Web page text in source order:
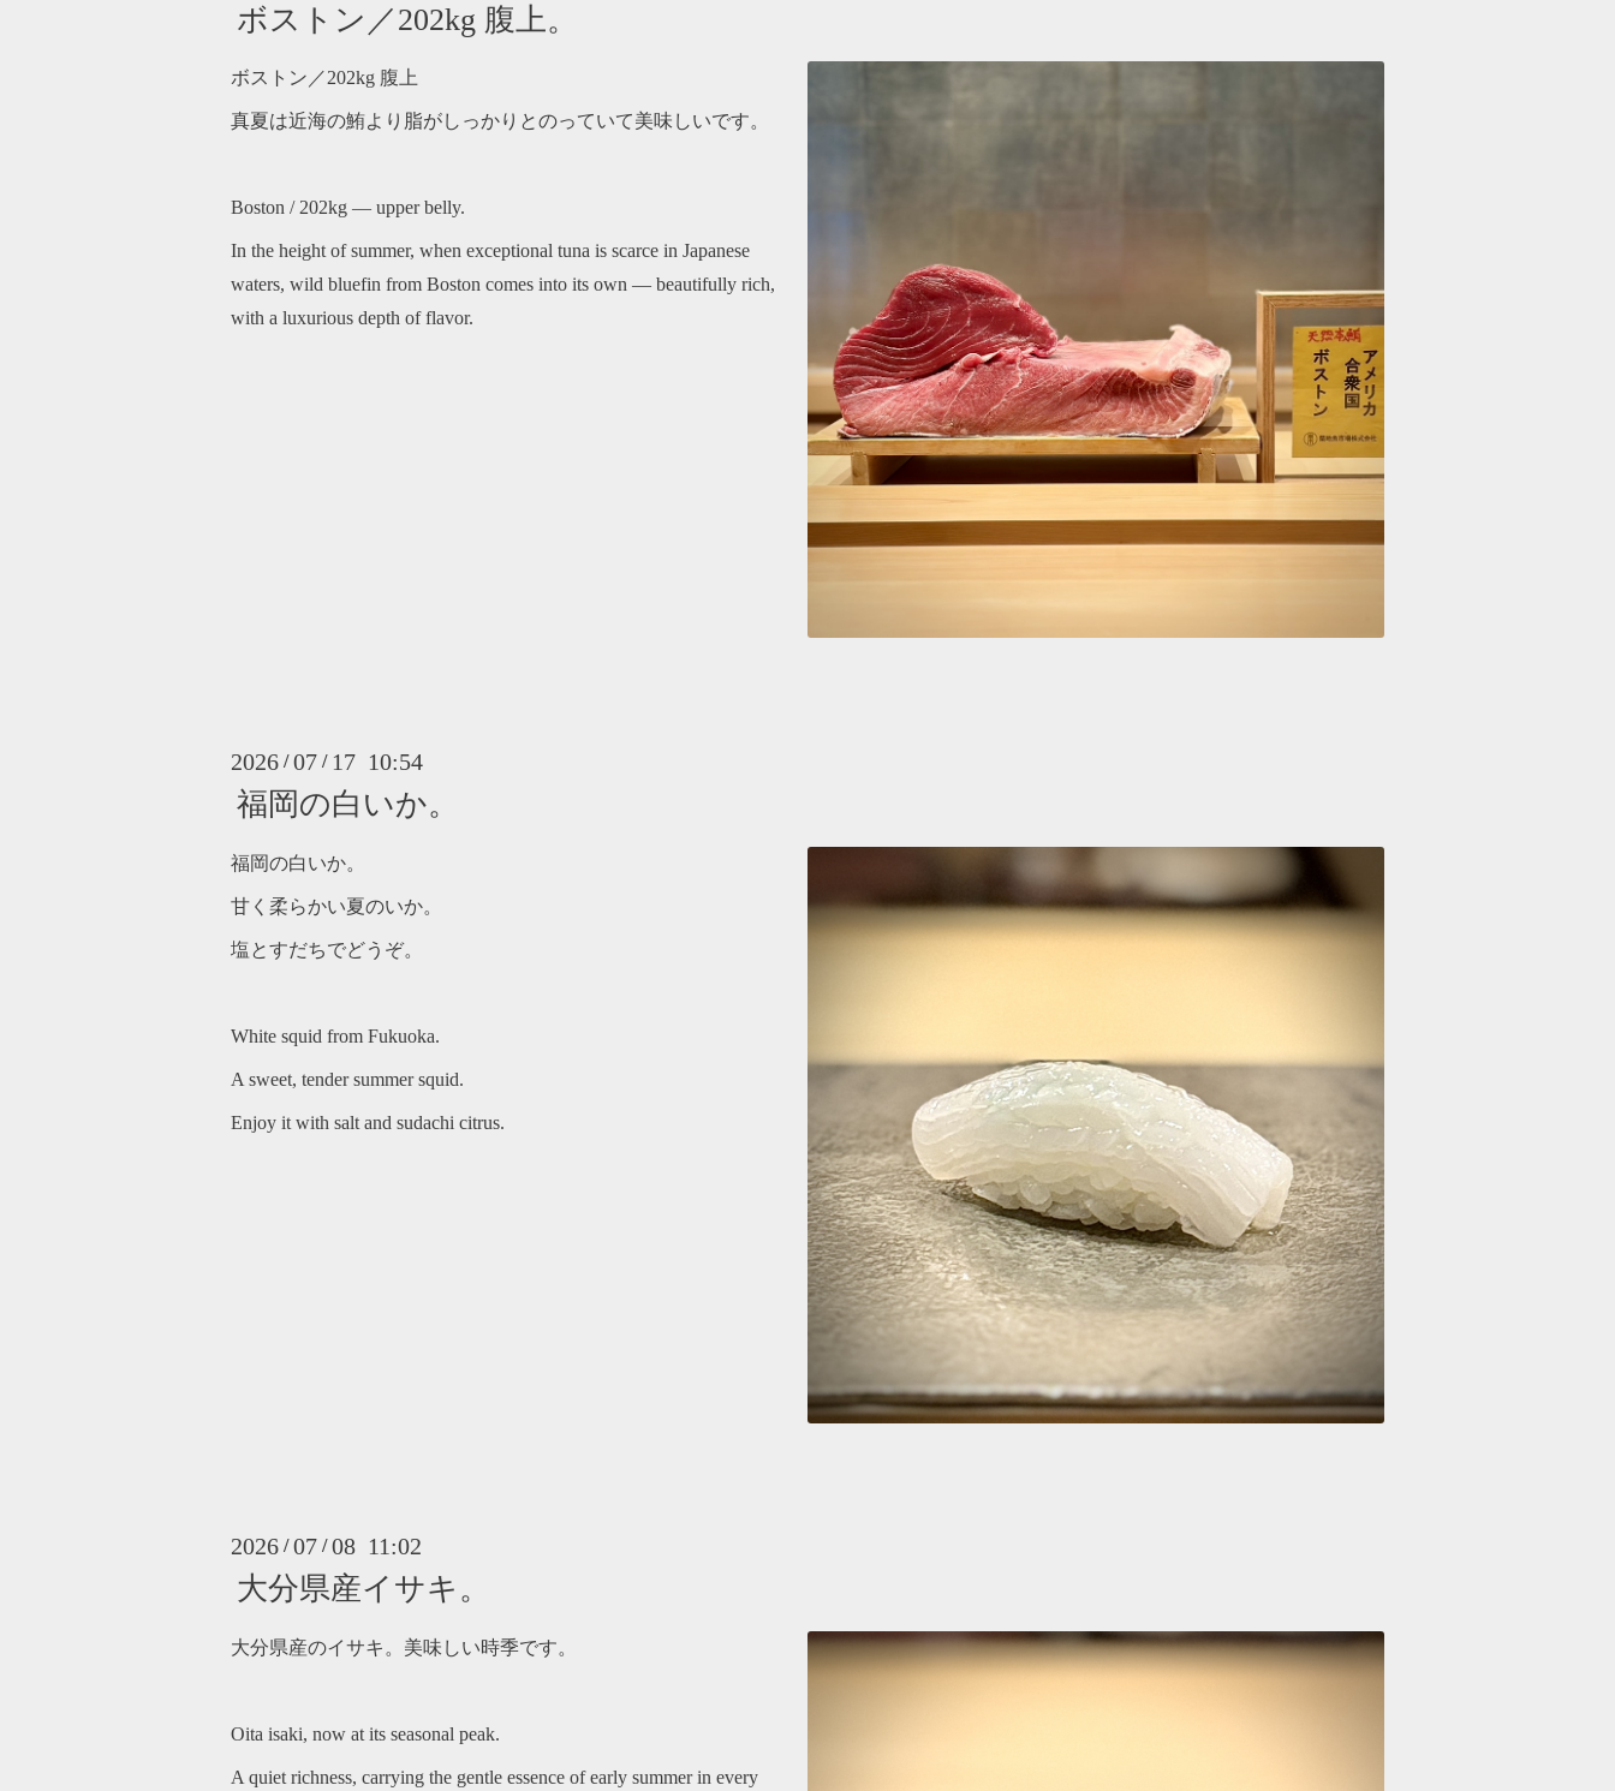
ボストン／202kg 腹上。
ボストン／202kg 腹上
真夏は近海の鮪より脂がしっかりとのっていて美味しいです。
Boston / 202kg — upper belly.
In the height of summer, when exceptional tuna is scarce in Japanese
waters, wild bluefin from Boston comes into its own — beautifully rich,
with a luxurious depth of flavor.
2026 /07 / 17 10:54
福岡の白いか。
福岡の白いか。
甘く柔らかい夏のいか。
塩とすだちでどうぞ。
White squid from Fukuoka.
A sweet, tender summer squid.
Enjoy it with salt and sudachi citrus.
2026 /07 /08 11:02
大分県産イサキ。
大分県産のイサキ。美味しい時季です。
Oita isaki, now at its seasonal peak.
A quiet richness, carrying the gentle essence of early summer in every